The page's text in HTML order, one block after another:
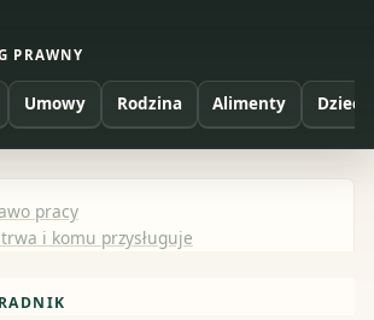
PRAWNY
Umowy Rodzina Alimenty Dzieci
pracy
i komu przysługuje